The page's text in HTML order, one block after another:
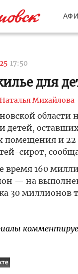
17:50
для
Наталья Михайлова
детей,
и 22
сирот,
время 160
— на
30 миллионов